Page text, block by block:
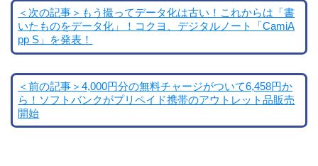
＜次の記事＞もう撮ってデータ化は古い！これからは「書
いたものをデータ化」！コクヨ、デジタルノート「CamiA
pp S」を発表！
＜前の記事＞4,000円分の無料チャージがついて6,458円か
ら！ソフトバンクがプリペイド携帯のアウトレット品販売
開始